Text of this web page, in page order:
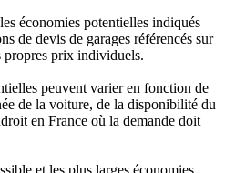
économies potentielles indiqués
de devis de garages référencés sur
propres prix individuels.
peuvent varier en fonction de
de la voiture, de la disponibilité du
en France où la demande doit
et les plus larges économies